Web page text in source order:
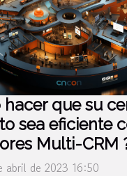
hacer que su
sea eficiente
Multi-CRM
abril de 2023 16:50